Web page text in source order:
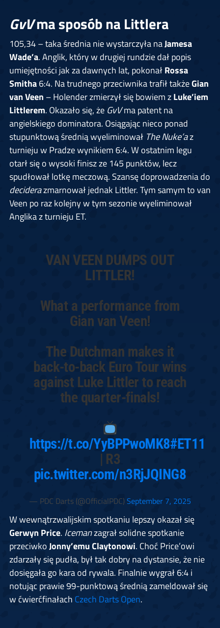
GvVma sposób na Littlera
105,34 – taka średnia nie wystarczyła naJamesa
Wade’a. Anglik, który w drugiej rundzie dał popis
umiejętności jak za dawnych lat, pokonałRossa
Smitha6:4. Na trudnego przeciwnika trafił takżeGian
van Veen – Holender zmierzył się bowiem zLuke’iem
Littlerem. Okazało się, że GvVma patent na
angielskiego dominatora. Osiągając nieco ponad
stupunktową średnią wyeliminował The Nuke’az
turnieju w Pradze wynikiem 6:4. W ostatnim legu
otarł się o wysoki finisz ze 145 punktów, lecz
spudłował lotkę meczową. Szansę doprowadzenia do
deciderazmarnował jednak Littler. Tym samym to van
Veen po raz kolejny w tym sezonie wyeliminował
Anglika z turnieju ET.
VAN VEEN DUMPS OUT
LITTLER!
What a performance from
Gian van Veen!
The Dutchman makes it
back-to-back Euro Tour wins
against Luke Littler to reach
the quarter-finals!
https://t.co/YyBPPwoMK8#ET11
| R3
pic.twitter.com/n3RjJQING8
— PDC Darts (@OfficialPDC) September 7, 2025
W wewnątrzwalijskim spotkaniu lepszy okazał się
Gerwyn Price. Icemanzagrał solidne spotkanie
przeciwkoJonny’emu Claytonowi. Choć Price’owi
zdarzały się pudła, był tak dobry na dystansie, że nie
dosięgała go kara od rywala. Finalnie wygrał 6:4 i
notując prawie 99-punktową średnią zameldował się
w ćwierćfinałach Czech Darts Open.